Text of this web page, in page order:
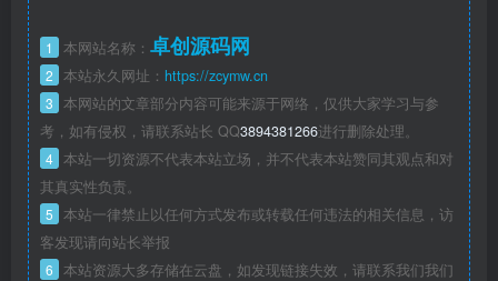
1 本网站名称： 卓创源码网
2 本站永久网址： https://zcymw.cn
3 本网站的文章部分内容可能来源于网络，仅供大家学习与参
考，如有侵权，请联系站长 QQ3894381266进行删除处理。
4 本站一切资源不代表本站立场，并不代表本站赞同其观点和对
其真实性负责。
5 本站一律禁止以任何方式发布或转载任何违法的相关信息，访
客发现请向站长举报
6 本站资源大多存储在云盘，如发现链接失效，请联系我们我们